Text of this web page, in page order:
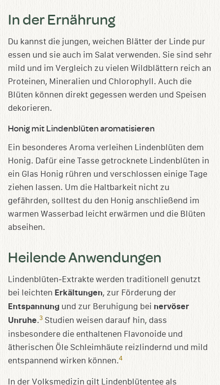
In der Ernährung
Du kannst die jungen, weichen Blätter der Linde pur
essen und sie auch im Salat verwenden. Sie sind sehr
mild und im Vergleich zu vielen Wildblättern reich an
Proteinen, Mineralien und Chlorophyll. Auch die
Blüten können direkt gegessen werden und Speisen
dekorieren.
Honig mit Lindenblüten aromatisieren
Ein besonderes Aroma verleihen Lindenblüten dem
Honig. Dafür eine Tasse getrocknete Lindenblüten in
ein Glas Honig rühren und verschlossen einige Tage
ziehen lassen. Um die Haltbarkeit nicht zu
gefährden, solltest du den Honig anschließend im
warmen Wasserbad leicht erwärmen und die Blüten
abseihen.
Heilende Anwendungen
Lindenblüten‑Extrakte werden traditionell genutzt
bei leichten Erkältungen, zur Förderung der
Entspannung und zur Beruhigung bei nervöser
Unruhe.3 Studien weisen darauf hin, dass
insbesondere die enthaltenen Flavonoide und
ätherischen Öle Schleimhäute reizlindernd und mild
entspannend wirken können.4
In der Volksmedizin gilt Lindenblütentee als